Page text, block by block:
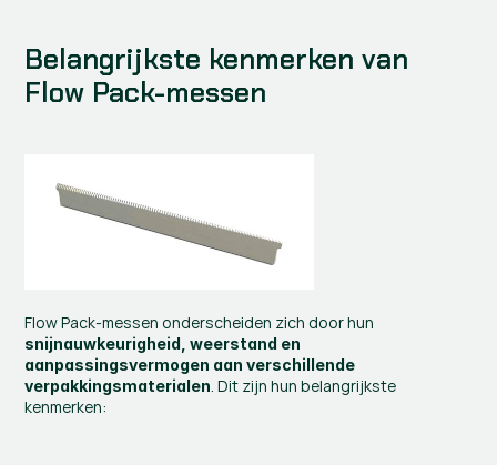
Belangrijkste kenmerken van
Flow Pack-messen
snijnauwkeurigheid, weerstand en
aanpassingsvermogen aan verschillende
verpakkingsmaterialen. Dit zijn hun belangrijkste
kenmerken: